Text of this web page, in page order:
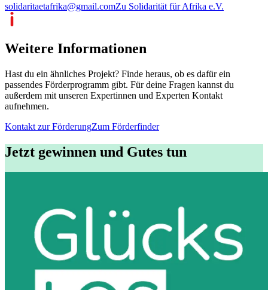
solidaritaetafrika@gmail.comZu Solidarität für Afrika e.V.
Weitere Informationen
Hast du ein ähnliches Projekt? Finde heraus, ob es dafür ein
passendes Förderprogramm gibt. Für deine Fragen kannst du
außerdem mit unseren Expertinnen und Experten Kontakt
aufnehmen.
Kontakt zur FörderungZum Förderfinder
Jetzt gewinnen und Gutes tun